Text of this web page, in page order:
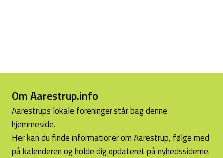
Om Aarestrup.info
Aarestrups lokale foreninger står bag denne
hjemmeside.
Her kan du finde informationer om Aarestrup, følge med
på kalenderen og holde dig opdateret på nyhedssiderne.